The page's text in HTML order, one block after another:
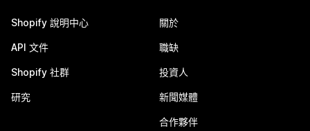
Shopify 說明中心
API 文件
Shopify 社群
研究
關於
職缺
投資人
新聞媒體
合作夥伴